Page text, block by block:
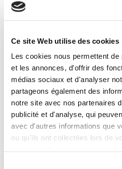
Ce site Web utilise des cookies
Les cookies nous permettent
et les annonces, d'offrir des
médias sociaux et d'analyser
partageons également des
notre site avec nos partenaires
publicité et d'analyse, qui
avec d'autres informations que
ou qu'ils ont collectées lors de
V3130 - Entreprise
spécialisé.
Grand Est